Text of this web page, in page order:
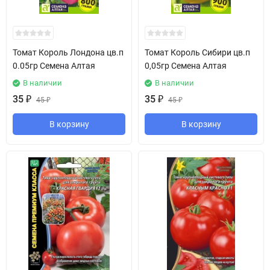
Томат Король Лондона цв.п
0.05гр Семена Алтая
В наличии
35 ₽ 45₽
В корзину
Томат Король Сибири цв.п
0,05гр Семена Алтая
В наличии
35 ₽ 45₽
В корзину